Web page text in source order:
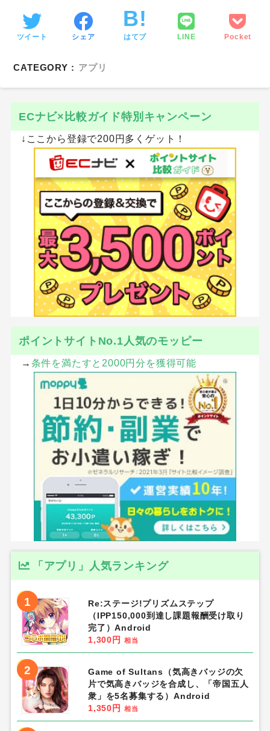
ツイート シェア はてブ LINE Pocket
CATEGORY : アプリ
ECナビ×比較ガイド特別キャンペーン
↓ここから登録で200円多くゲット！
ポイントサイトNo.1人気のモッピー
→ 条件を満たすと2000円分を獲得可能
「アプリ」人気ランキング
1
Re:ステージ!プリズムステップ
（IPP150,000到達し課題報酬受け取り
完了）Android
1,300円
相当
2
Game of Sultans（気高きバッジの欠
片で気高きバッジを合成し、「帝国五人
衆」を5名募集する）Android
1,350円
相当